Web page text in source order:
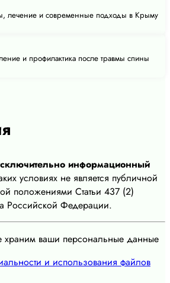
лечение и современные подходы в Крыму
и профилактика после травмы спины
информационный
условиях не является публичной
положениями Статьи 437 (2)
Российской Федерации.
ваши персональные данные
и использования файлов